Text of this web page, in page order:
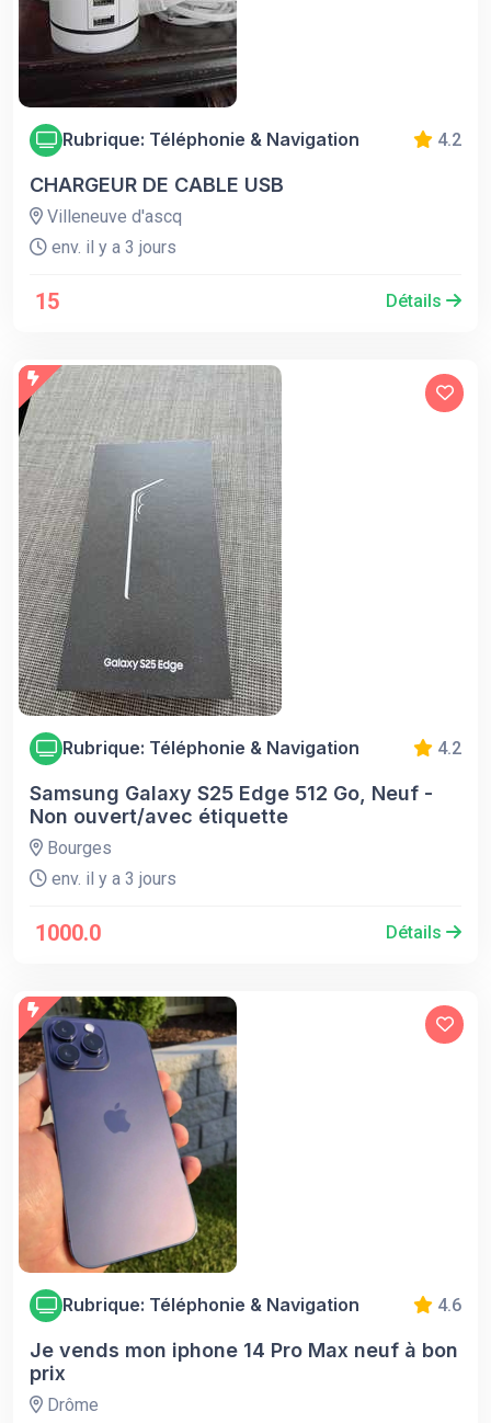
Rubrique: Téléphonie & Navigation 4.2
CHARGEUR DE CABLE USB
Villeneuve d'ascq
env. il y a 3 jours
15 Détails
Rubrique: Téléphonie & Navigation 4.2
Samsung Galaxy S25 Edge 512 Go, Neuf -
Non ouvert/avec étiquette
Bourges
env. il y a 3 jours
1000.0 Détails
Rubrique: Téléphonie & Navigation 4.6
Je vends mon iphone 14 Pro Max neuf à bon
prix
Drôme